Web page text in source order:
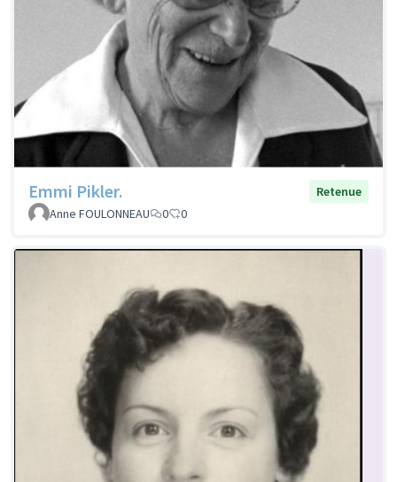
Emmi Pikler.
Retenue
Anne FOULONNEAU
0 0